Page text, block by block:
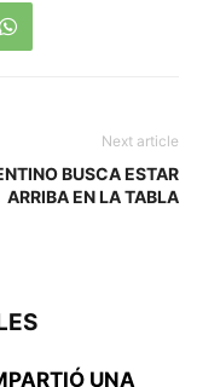
Next article
BUSCA ESTAR
ARRIBA EN LA TABLA
UNA